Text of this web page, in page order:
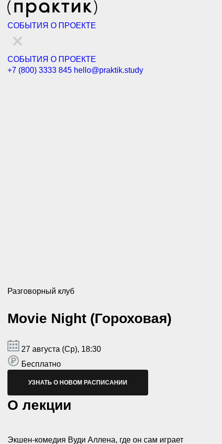
СОБЫТИЯ О ПРОЕКТЕ
СОБЫТИЯ О ПРОЕКТЕ
+7 (800) 3333 845 hello@praktik.study
Разговорный клуб
Movie Night (Гороховая)
27 августа (Ср), 18:30
Бесплатно
УЗНАТЬ О НОВОМ РАСПИСАНИИ
О лекции
Экшен-комедия Вуди Аллена, где он сам играет